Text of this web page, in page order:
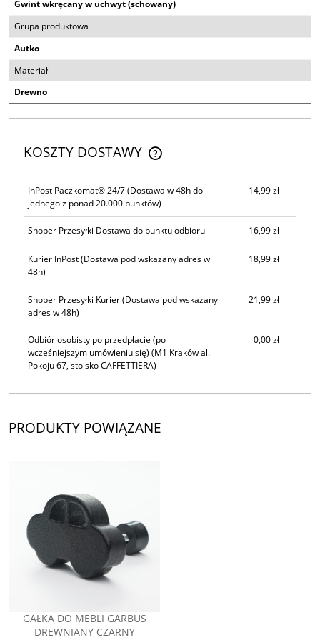
Gwint wkręcany w uchwyt (schowany)
Grupa produktowa
Autko
Materiał
Drewno
KOSZTY DOSTAWY
CENA NIE ZAWIERA EWENTUALNYCH KOSZTÓW PŁATNOŚCI
InPost Paczkomat® 24/7(Dostawa w 48h do
jednego z ponad 20.000 punktów)
14,99 zł
Shoper Przesyłki Dostawa do punktu odbioru 16,99 zł
Kurier InPost(Dostawa pod wskazany adres w
48h)
18,99 zł
Shoper Przesyłki Kurier(Dostawa pod wskazany
adres w 48h)
21,99 zł
Odbiór osobisty po przedpłacie (po
wcześniejszym umówieniu się) (M1 Kraków al.
Pokoju 67, stoisko CAFFETTIERA)
0,00 zł
PRODUKTY POWIĄZANE
GAŁKA DO MEBLI GARBUS
DREWNIANY CZARNY